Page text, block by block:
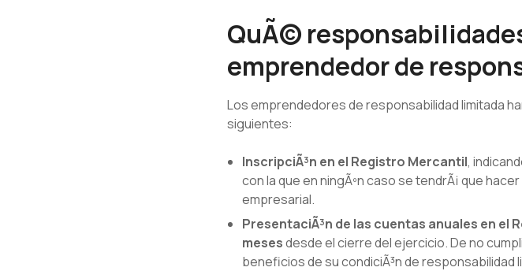
QuÃ©
emprendedor de
Los emprendedores de responsabilidad limitada
siguientes:
InscripciÃ³n en el Registro Mercantil,
con la que en ningÃºn caso se tendrÃ¡ que
empresarial.
PresentaciÃ³n de las cuentas anuales en el
mesesdesde el cierre del ejercicio. De no
beneficios de su condiciÃ³n de responsabilidad